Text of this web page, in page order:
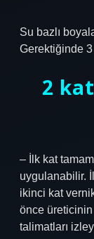
Su bazlı
Gerektiğinde
2
– İlk kat
uygulanabilir.
ikinci kat
önce
talimatları